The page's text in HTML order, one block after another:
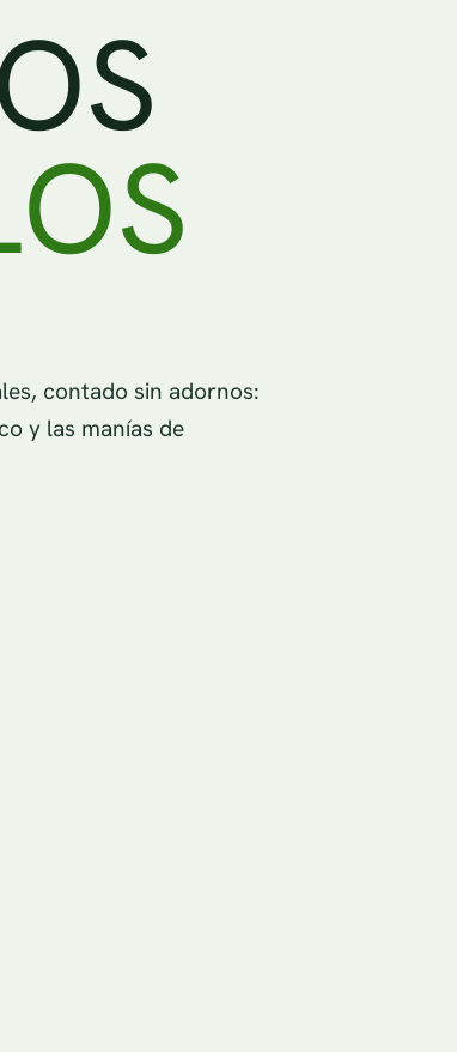
S
OS
contado sin adornos:
y las manías de